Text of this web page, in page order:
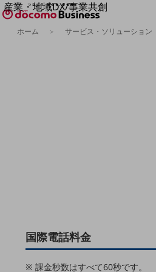
産業・地域DX/事業共創
OPEN HUB for Plural Futures
生成AI(Generative AI)
地域の取り組み
地域社会を支える皆さまと地域課題の解決や
ホーム サービス・ソリューション
国際電話料金
※ 課金秒数はすべて60秒です。